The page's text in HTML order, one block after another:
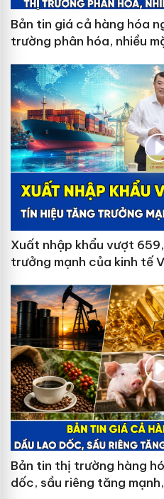
Bản tin giá cả hàng hóa
trường phân hóa, nhiều
Xuất nhập khẩu vượt
trưởng mạnh của kinh tế
Bản tin thị trường hàng
dốc, sầu riêng tăng